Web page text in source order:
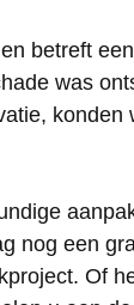
betreft
was
nog een
Of